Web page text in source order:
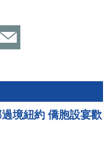
境紐約 僑胞設宴歡